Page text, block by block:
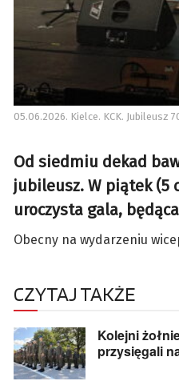
05.06.2026. Kielce. KCK. Jubileusz
Od siedmiu dekad
jubileusz. W piątek (5
uroczysta gala,
Obecny na wydarzeniu
CZYTAJ TAKŻE
Kolejni
przysięgali